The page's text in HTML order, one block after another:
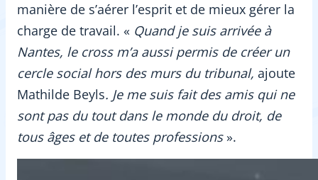
manière de s’aérer l’esprit et de mieux gérer la
charge de travail. « Quand je suis arrivée à
Nantes, le cross m’a aussi permis de créer un
cercle social hors des murs du tribunal, ajoute
Mathilde Beyls. Je me suis fait des amis qui ne
sont pas du tout dans le monde du droit, de
tous âges et de toutes professions ».